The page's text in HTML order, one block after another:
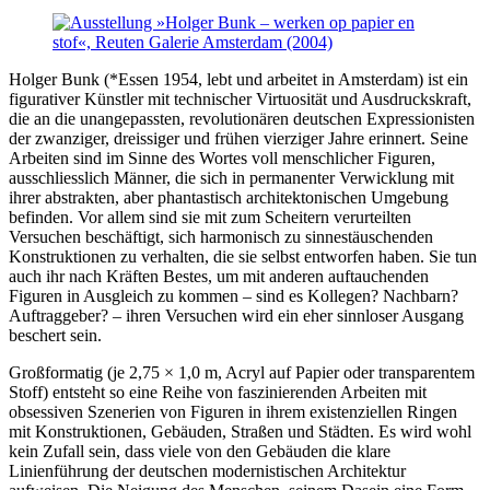
Holger Bunk (*Essen 1954, lebt und arbeitet in Amsterdam) ist ein
figurativer Künstler mit technischer Virtuosität und Ausdruckskraft,
die an die unangepassten, revolutionären deutschen Expressionisten
der zwanziger, dreissiger und frühen vierziger Jahre erinnert. Seine
Arbeiten sind im Sinne des Wortes voll menschlicher Figuren,
ausschliesslich Männer, die sich in permanenter Verwicklung mit
ihrer abstrakten, aber phantastisch architektonischen Umgebung
befinden. Vor allem sind sie mit zum Scheitern verurteilten
Versuchen beschäftigt, sich harmonisch zu sinnestäuschenden
Konstruktionen zu verhalten, die sie selbst entworfen haben. Sie tun
auch ihr nach Kräften Bestes, um mit anderen auftauchenden
Figuren in Ausgleich zu kommen – sind es Kollegen? Nachbarn?
Auftraggeber? – ihren Versuchen wird ein eher sinnloser Ausgang
beschert sein.
Großformatig (je 2,75 × 1,0 m, Acryl auf Papier oder transparentem
Stoff) entsteht so eine Reihe von faszinierenden Arbeiten mit
obsessiven Szenerien von Figuren in ihrem existenziellen Ringen
mit Konstruktionen, Gebäuden, Straßen und Städten. Es wird wohl
kein Zufall sein, dass viele von den Gebäuden die klare
Linienführung der deutschen modernistischen Architektur